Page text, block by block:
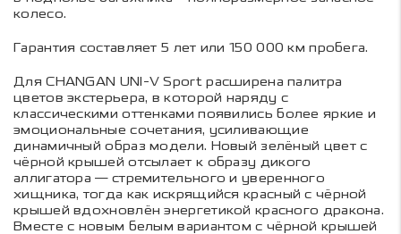
колесо.
Гарантия составляет 5 лет или 150 000 км пробега.
Для CHANGAN UNI-V Sport расширена палитра
цветов экстерьера, в которой наряду с
классическими оттенками появились более яркие и
эмоциональные сочетания, усиливающие
динамичный образ модели. Новый зелёный цвет с
чёрной крышей отсылает к образу дикого
аллигатора — стремительного и уверенного
хищника, тогда как искрящийся красный с чёрной
крышей вдохновлён энергетикой красного дракона.
Вместе с новым белым вариантом с чёрной крышей